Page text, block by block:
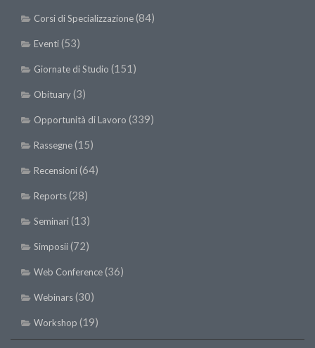
Corsi di Specializzazione(84)
Eventi(53)
Giornate di Studio (151)
Obituary(3)
Opportunità di Lavoro (339)
Rassegne(15)
Recensioni(64)
Reports(28)
Seminari(13)
Simposii(72)
Web Conference(36)
Webinars(30)
Workshop (19)